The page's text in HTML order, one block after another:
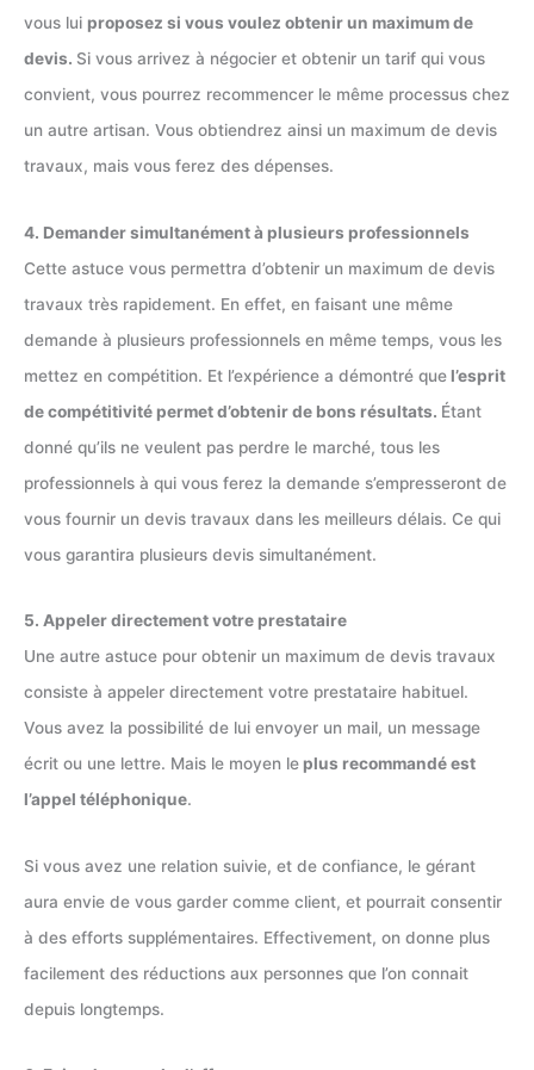
vous lui proposez si vous voulez obtenir un maximum de
devis. Si vous arrivez à négocier et obtenir un tarif qui vous
convient, vous pourrez recommencer le même processus chez
un autre artisan. Vous obtiendrez ainsi un maximum de devis
travaux, mais vous ferez des dépenses.
4. Demander simultanément à plusieurs professionnels
Cette astuce vous permettra d’obtenir un maximum de devis
travaux très rapidement. En effet, en faisant une même
demande à plusieurs professionnels en même temps, vous les
mettez en compétition. Et l’expérience a démontré que l’esprit
de compétitivité permet d’obtenir de bons résultats. Étant
donné qu’ils ne veulent pas perdre le marché, tous les
professionnels à qui vous ferez la demande s’empresseront de
vous fournir un devis travaux dans les meilleurs délais. Ce qui
vous garantira plusieurs devis simultanément.
5. Appeler directement votre prestataire
Une autre astuce pour obtenir un maximum de devis travaux
consiste à appeler directement votre prestataire habituel.
Vous avez la possibilité de lui envoyer un mail, un message
écrit ou une lettre. Mais le moyen le plus recommandé est
l’appel téléphonique.
Si vous avez une relation suivie, et de confiance, le gérant
aura envie de vous garder comme client, et pourrait consentir
à des efforts supplémentaires. Effectivement, on donne plus
facilement des réductions aux personnes que l’on connait
depuis longtemps.